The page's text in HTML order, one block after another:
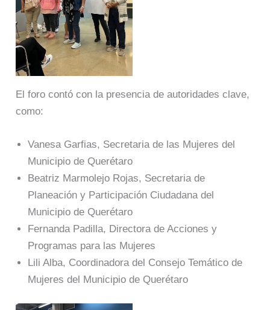
El foro contó con la presencia de autoridades clave,
como:
Vanesa Garfias, Secretaria de las Mujeres del
Municipio de Querétaro
Beatriz Marmolejo Rojas, Secretaria de
Planeación y Participación Ciudadana del
Municipio de Querétaro
Fernanda Padilla, Directora de Acciones y
Programas para las Mujeres
Lili Alba, Coordinadora del Consejo Temático de
Mujeres del Municipio de Querétaro